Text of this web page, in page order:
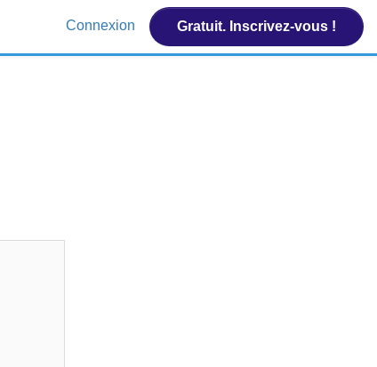
Connexion Gratuit. Inscrivez-vous !